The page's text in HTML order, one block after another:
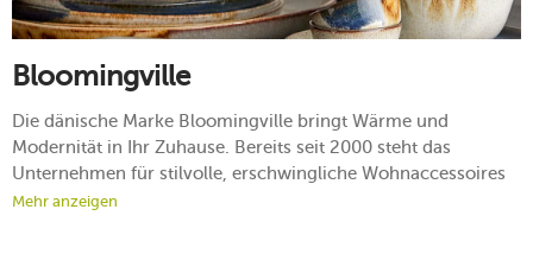
Bloomingville
Die dänische Marke Bloomingville bringt Wärme und
Modernität in Ihr Zuhause. Bereits seit 2000 steht das
Unternehmen für stilvolle, erschwingliche Wohnaccessoires
und Möbel, die in Dänemark designt werden. Die
Mehr anzeigen